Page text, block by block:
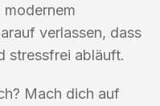
verlassen, dass
stressfrei abläuft.
Mach dich auf